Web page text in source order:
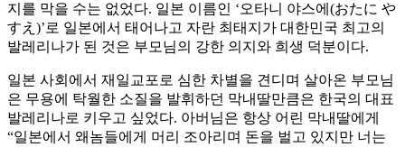
지를 막을 수는 없었다. 일본 이름인 ‘오타니 야스에(おたに や
すえ)’로 일본에서 태어나고 자란 최태지가 대한민국 최고의
발레리나가 된 것은 부모님의 강한 의지와 희생 덕분이다.
일본 사회에서 재일교포로 심한 차별을 견디며 살아온 부모님
은 무용에 탁월한 소질을 발휘하던 막내딸만큼은 한국의 대표
발레리나로 키우고 싶었다. 아버님은 항상 어린 막내딸에게
“일본에서 왜놈들에게 머리 조아리며 돈을 벌고 있지만 너는